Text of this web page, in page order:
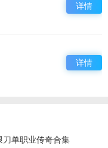
详情
详情